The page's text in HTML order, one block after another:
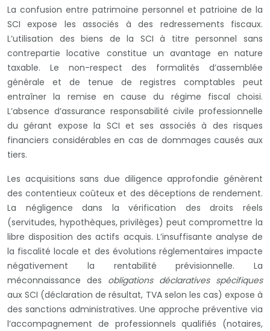
La confusion entre patrimoine personnel et patrioine de la
SCI expose les associés à des redressements fiscaux.
L’utilisation des biens de la SCI à titre personnel sans
contrepartie locative constitue un avantage en nature
taxable. Le non-respect des formalités d’assemblée
générale et de tenue de registres comptables peut
entraîner la remise en cause du régime fiscal choisi.
L’absence d’assurance responsabilité civile professionnelle
du gérant expose la SCI et ses associés à des risques
financiers considérables en cas de dommages causés aux
tiers.
Les acquisitions sans due diligence approfondie génèrent
des contentieux coûteux et des déceptions de rendement.
La négligence dans la vérification des droits réels
(servitudes, hypothèques, privilèges) peut compromettre la
libre disposition des actifs acquis. L’insuffisante analyse de
la fiscalité locale et des évolutions réglementaires impacte
négativement la rentabilité prévisionnelle. La
méconnaissance des obligations déclaratives spécifiques
aux SCI (déclaration de résultat, TVA selon les cas) expose à
des sanctions administratives. Une approche préventive via
l’accompagnement de professionnels qualifiés (notaires,